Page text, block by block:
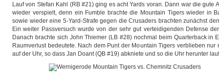
Lauf von Stefan Kahl (RB #21) ging es acht Yards voran. Dann war die gute
wieder verspielt, denn ein Fumble brachte die Mountain Tigers wieder in
sowie wieder eine 5-Yard-Strafe gegen die Crusaders brachten zunächst
Ein weiter Passversuch wurde von der sehr gut verteidigenden Defense
Danach brachte sich John Thiemer (LB #28) nochmal beim Quarterback in
Raumverlust bedeutete. Nach dem Punt der Mountain Tigers verblieben nur
auf der Uhr, so dass Jan Doant (QB #19) abkniete und so die Uhr herunter